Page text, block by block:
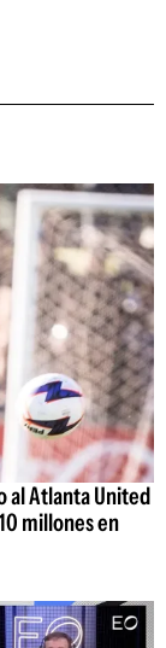
al Atlanta United
millones en